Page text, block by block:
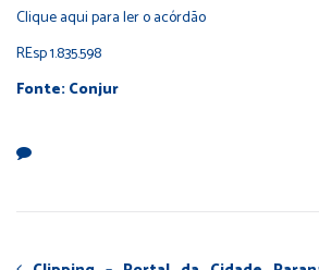
Cliqueaquipara ler o acórdão
REsp 1.835.598
Fonte: Conjur